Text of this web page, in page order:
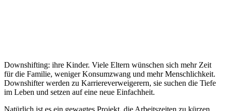
Downshifting: ihre Kinder. Viele Eltern wünschen sich mehr Zeit
für die Familie, weniger Konsumzwang und mehr Menschlichkeit.
Downshifter werden zu Karriereverweigerern, sie suchen die Tiefe
im Leben und setzen auf eine neue Einfachheit.
Natürlich ist es ein gewagtes Projekt, die Arbeitszeiten zu kürzen